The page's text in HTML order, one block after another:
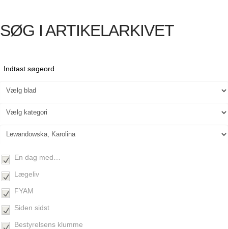
SØG I ARTIKELARKIVET
En dag med…
Lægeliv
FYAM
Siden sidst
Bestyrelsens klumme